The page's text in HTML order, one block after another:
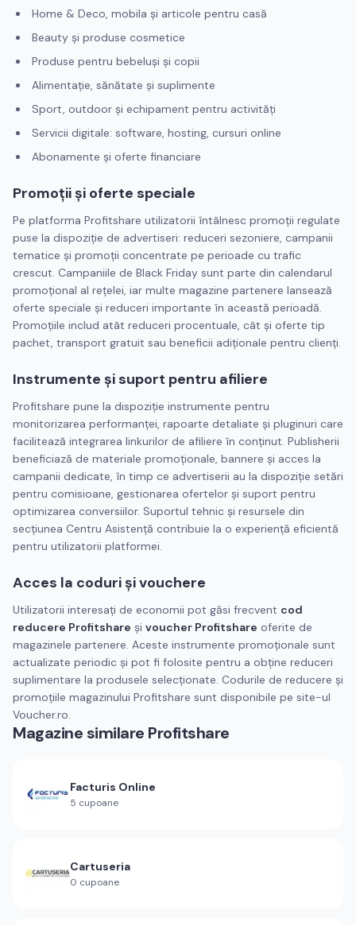
Home & Deco, mobila și articole pentru casă
Beauty și produse cosmetice
Produse pentru bebeluși și copii
Alimentație, sănătate și suplimente
Sport, outdoor și echipament pentru activități
Servicii digitale: software, hosting, cursuri online
Abonamente și oferte financiare
Promoții și oferte speciale
Pe platforma Profitshare utilizatorii întâlnesc promoții regulate
puse la dispoziție de advertiseri: reduceri sezoniere, campanii
tematice și promoții concentrate pe perioade cu trafic
crescut. Campaniile de Black Friday sunt parte din calendarul
promoțional al rețelei, iar multe magazine partenere lansează
oferte speciale și reduceri importante în această perioadă.
Promoțiile includ atât reduceri procentuale, cât și oferte tip
pachet, transport gratuit sau beneficii adiționale pentru clienți.
Instrumente și suport pentru afiliere
Profitshare pune la dispoziție instrumente pentru
monitorizarea performanței, rapoarte detaliate și pluginuri care
facilitează integrarea linkurilor de afiliere în conținut. Publisherii
beneficiază de materiale promoționale, bannere și acces la
campanii dedicate, în timp ce advertiserii au la dispoziție setări
pentru comisioane, gestionarea ofertelor și suport pentru
optimizarea conversiilor. Suportul tehnic și resursele din
secțiunea Centru Asistență contribuie la o experiență eficientă
pentru utilizatorii platformei.
Acces la coduri și vouchere
Utilizatorii interesați de economii pot găsi frecvent cod
reducere Profitshare și voucher Profitshare oferite de
magazinele partenere. Aceste instrumente promoționale sunt
actualizate periodic și pot fi folosite pentru a obține reduceri
suplimentare la produsele selecționate. Codurile de reducere și
promoțiile magazinului Profitshare sunt disponibile pe site-ul
Voucher.ro.
Magazine similare Profitshare
Facturis Online
5 cupoane
Cartuseria
0 cupoane